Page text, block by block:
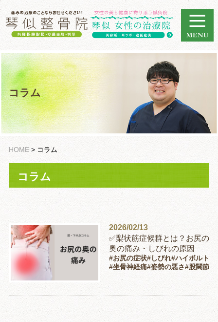
コラム
HOME> コラム
コラム
2026/02/13
✅梨状筋症候群とは？お尻の
奥の痛み・しびれの原因
#お尻の症状#しびれ#ハイボルト
#坐骨神経痛#姿勢の悪さ#股関節